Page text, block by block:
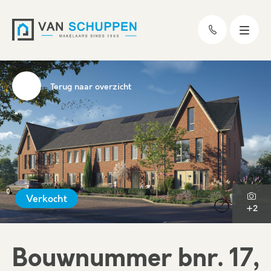
Verkocht
+2
Terug naar overzicht
Bouwnummer bnr. 17,